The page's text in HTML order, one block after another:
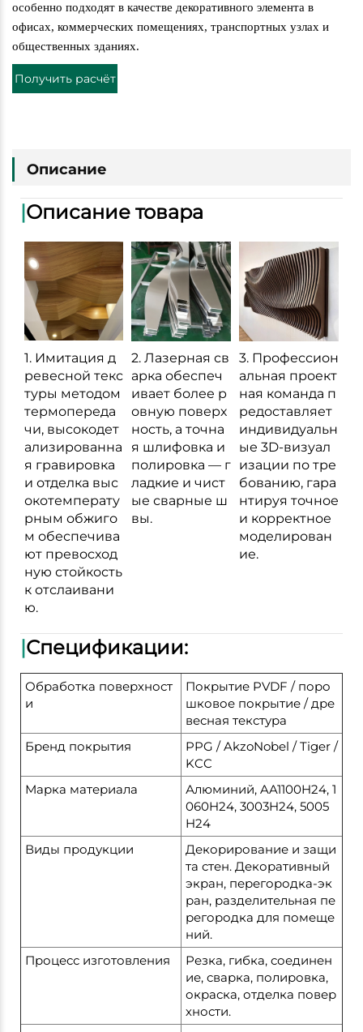
особенно подходят в качестве декоративного элемента в
офисах, коммерческих помещениях, транспортных узлах и
общественных зданиях.
Получить расчёт
Описание
|Описание товара
1. Имитация д
ревесной текс
туры методом
термопереда
чи, высокодет
ализированна
я гравировка
и отделка выс
окотемперату
рным обжиго
м обеспечива
ют превосход
ную стойкость
к отслаивани
ю.
2. Лазерная св
арка обеспеч
ивает более р
овную поверх
ность, а точна
я шлифовка и
полировка — г
ладкие и чист
ые сварные ш
вы.
3. Профессион
альная проект
ная команда п
редоставляет
индивидуальн
ые 3D-визуал
изации по тре
бованию, гара
нтируя точное
и корректное
моделирован
ие.
|Спецификации:
Обработка поверхност
и
Покрытие PVDF / поро
шковое покрытие / дре
весная текстура
Бренд покрытия
PPG / AkzoNobel / Tiger /
KCC
Марка материала
Алюминий, AA1100H24, 1
060H24, 3003H24, 5005
H24
Виды продукции
Декорирование и защи
та стен. Декоративный
экран, перегородка-эк
ран, разделительная пе
регородка для помеще
ний.
Процесс изготовления
Резка, гибка, соединен
ие, сварка, полировка,
окраска, отделка повер
хности.